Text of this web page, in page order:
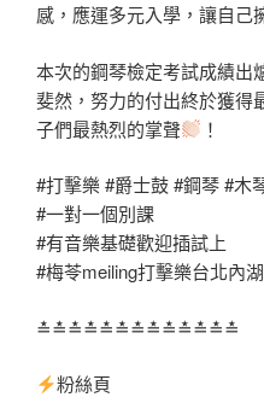
感，應運多元入學，讓自己
本次的鋼琴檢定考試成績出
斐然，努力的付出終於獲得
子們最熱烈的掌聲
！
#打擊樂#爵士鼓#鋼琴#木
#一對一個別課
#有音樂基礎歡迎插試上
#梅苓meiling打擊樂台北內
≛≛≛≛≛≛≛≛≛≛≛≛≛
粉絲頁